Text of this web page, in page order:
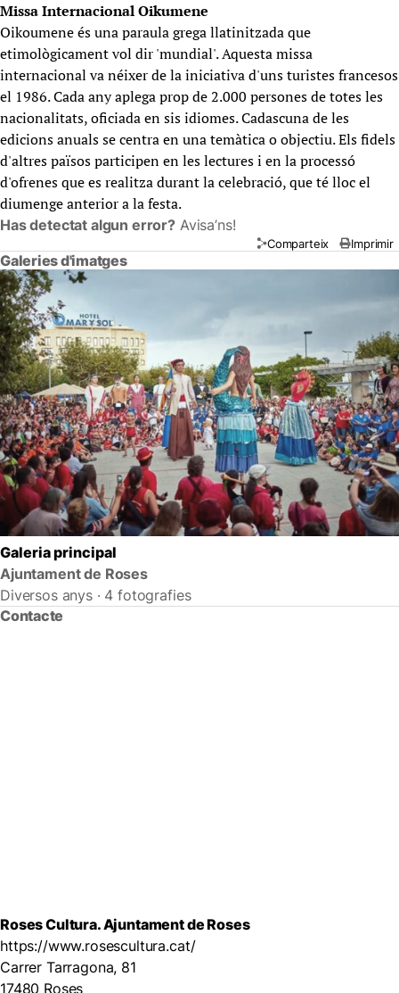
Missa Internacional Oikumene
Oikoumene és una paraula grega llatinitzada que
etimològicament vol dir 'mundial'. Aquesta missa
internacional va néixer de la iniciativa d'uns turistes francesos
el 1986. Cada any aplega prop de 2.000 persones de totes les
nacionalitats, oficiada en sis idiomes. Cadascuna de les
edicions anuals se centra en una temàtica o objectiu. Els fidels
d'altres països participen en les lectures i en la processó
d'ofrenes que es realitza durant la celebració, que té lloc el
diumenge anterior a la festa.
Has detectat algun error? Avisa’ns!
Comparteix Imprimir
Galeries d'imatges
Galeria principal
Ajuntament de Roses
Diversos anys · 4 fotografies
Contacte
Roses Cultura. Ajuntament de Roses
https://www.rosescultura.cat/
Carrer Tarragona, 81
17480 Roses